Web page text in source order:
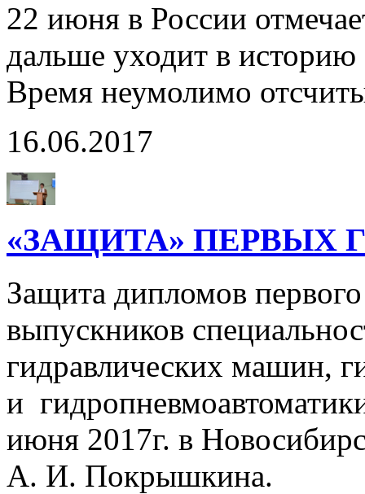
22 июня в России
дальше уходит в историю
Время неумолимо
16.06.2017
«ЗАЩИТА» ПЕРВЫХ
Защита дипломов
выпускников
гидравлических машин,
и
июня 2017г. в
А. И. Покрышкина.